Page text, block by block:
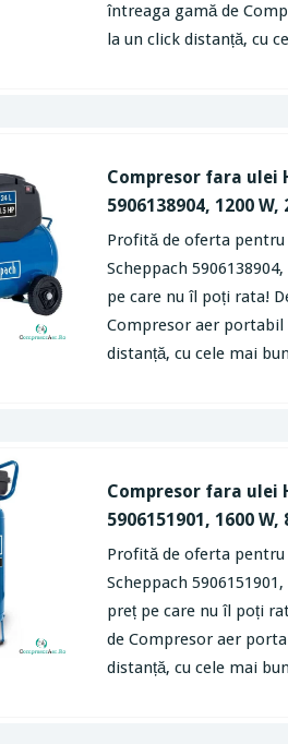
întreaga gamă de
la un click distanță, cu
Compresor fara ulei
5906138904, 1200
Profită de oferta pentru
Scheppach
pe care nu îl poți rata!
Compresor aer portabil
distanță, cu cele mai
Compresor fara ulei
5906151901, 1600
Profită de oferta pentru
Scheppach
preț pe care nu îl poți
de Compresor aer
distanță, cu cele mai